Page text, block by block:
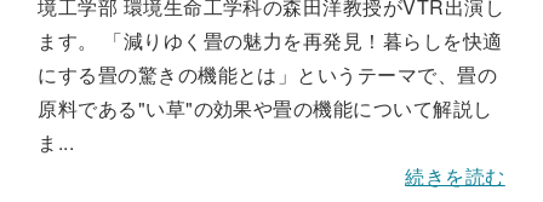
境工学部 環境生命工学科の森田洋教授がVTR出演し
ます。 「減りゆく畳の魅力を再発見！暮らしを快適
にする畳の驚きの機能とは」というテーマで、畳の
原料である"い草"の効果や畳の機能について解説し
ま...
続きを読む